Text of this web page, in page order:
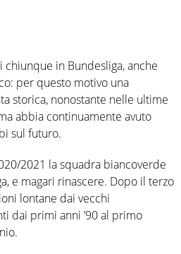
in Bundesliga, anche
per questo motivo una
storica, nonostante nelle ultime
abbia continuamente avuto
sul futuro.
2021 la squadra biancoverde
e magari rinascere. Dopo il terzo
lontane dai vecchi
dai primi anni ’90 al primo